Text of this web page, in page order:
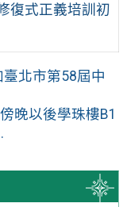
復式正義培訓初
北市第58屆中
晚以後學珠樓B1